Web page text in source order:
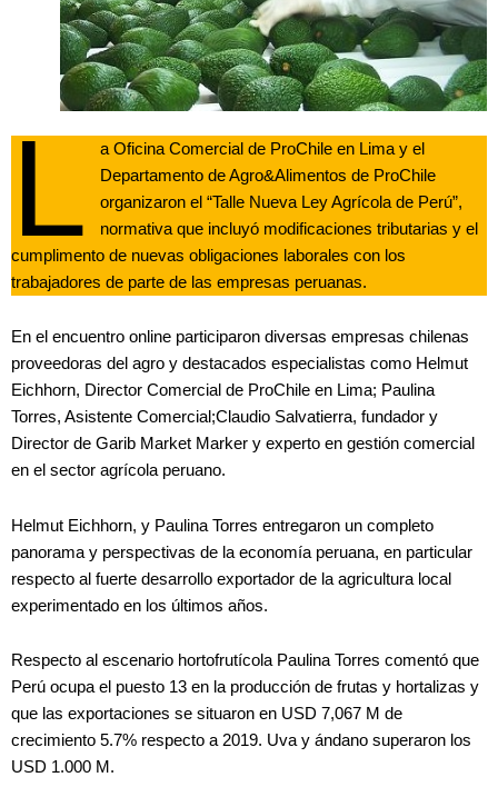
L
a Oficina Comercial de ProChile en Lima y el
Departamento de Agro&Alimentos de ProChile
organizaron el “Talle Nueva Ley Agrícola de Perú”,
normativa que incluyó modificaciones tributarias y el
cumplimento de nuevas obligaciones laborales con los
trabajadores de parte de las empresas peruanas.
En el encuentro online participaron diversas empresas chilenas
proveedoras del agro y destacados especialistas como Helmut
Eichhorn, Director Comercial de ProChile en Lima; Paulina
Torres, Asistente Comercial;Claudio Salvatierra, fundador y
Director de Garib Market Marker y experto en gestión comercial
en el sector agrícola peruano.
Helmut Eichhorn, y Paulina Torres entregaron un completo
panorama y perspectivas de la economía peruana, en particular
respecto al fuerte desarrollo exportador de la agricultura local
experimentado en los últimos años.
Respecto al escenario hortofrutícola Paulina Torres comentó que
Perú ocupa el puesto 13 en la producción de frutas y hortalizas y
que las exportaciones se situaron en USD 7,067 M de
crecimiento 5.7% respecto a 2019. Uva y ándano superaron los
USD 1.000 M.